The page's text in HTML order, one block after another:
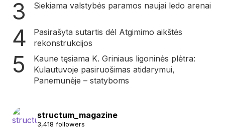
Siekiama valstybės paramos naujai ledo arenai
Pasirašyta sutartis dėl Atgimimo aikštės
rekonstrukcijos
Kaune tęsiama K. Griniaus ligoninės plėtra:
Kulautuvoje pasiruošimas atidarymui,
Panemunėje – statyboms
structum_magazine
3,418 followers